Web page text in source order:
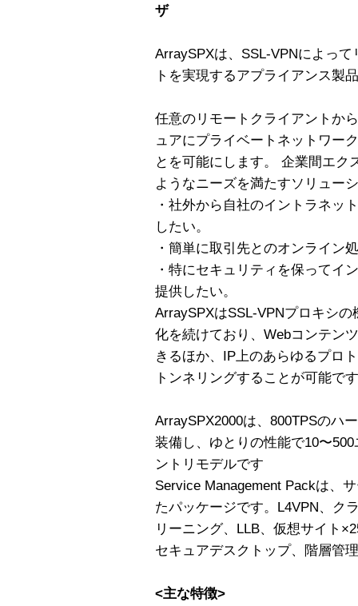
ザ
ArraySPXは、SSL-VPNによっ
トを実現するアプライアンス製
任意のリモートクライアントか
ュアにプライベートネットワー
とを可能にします。 企業間エク
ようなニーズを満たすソリュー
・社外から自社のイントラネッ
したい。
・簡単に取引先とのオンライン
・特にセキュリティを保ってイ
提供したい。
ArraySPXはSSL-VPNプロキシ
化を続けており、Webコンテン
きるほか、IP上のあらゆるプロ
トンネリングすることが可能で
ArraySPX2000は、800TPSのハ
装備し、ゆとりの性能で10〜
ントリモデルです
Service Management Packは、
たパッケージです。L4VPN、ク
リーニング、LLB、仮想サイト
セキュアデスクトップ、階層管
<主な特徴>